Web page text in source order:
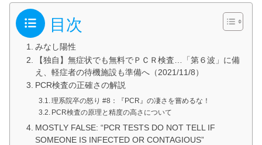
目次
みなし陽性
【独自】無症状でも無料でＰＣＲ検査…「第６波」に備
え、軽症者の待機施設も準備へ（2021/11/8）
PCR検査の正確さの解説
理系院卒の怒り #8：『PCR』の凄さを嘗めるな！
PCR検査の原理と精度の高さについて
MOSTLY FALSE: “PCR TESTS DO NOT TELL IF
SOMEONE IS INFECTED OR CONTAGIOUS”